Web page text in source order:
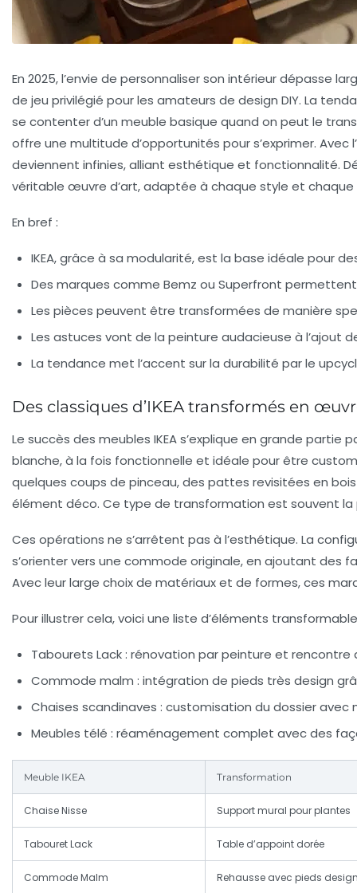
En 2025, l’envie de personnaliser son intérieur dépasse
de jeu privilégié pour les amateurs de design DIY. La
se contenter d’un meuble basique quand on peut le
offre une multitude d’opportunités pour s’exprimer.
deviennent infinies, alliant esthétique et fonctionnalité.
véritable œuvre d’art, adaptée à chaque style et chaque
En bref :
IKEA, grâce à sa modularité, est la base idéale pour
Des marques comme Bemz ou Superfront
Les pièces peuvent être transformées de manière
Les astuces vont de la peinture audacieuse à l’ajout
La tendance met l’accent sur la durabilité par le
Des classiques d’IKEA transformés en
Le succès des meubles IKEA s’explique en grande
blanche, à la fois fonctionnelle et idéale pour être
quelques coups de pinceau, des pattes revisitées en
élément déco. Ce type de transformation est souvent la
Ces opérations ne s’arrêtent pas à l’esthétique. La
s’orienter vers une commode originale, en ajoutant des
Avec leur large choix de matériaux et de formes, ces
Pour illustrer cela, voici une liste d’éléments
Tabourets Lack : rénovation par peinture et rencontre
Commode malm : intégration de pieds très design
Chaises scandinaves : customisation du dossier avec
Meubles télé : réaménagement complet avec des
Meuble IKEA Transformation
Chaise Nisse Support mural pour plantes
Tabouret Lack Table d’appoint dorée
Commode Malm Rehausse avec pieds